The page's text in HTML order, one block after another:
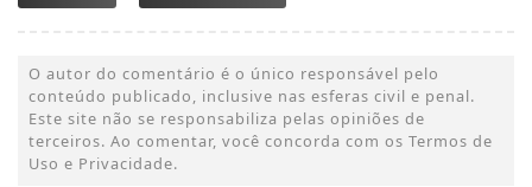
O autor do comentário é o único responsável pelo
conteúdo publicado, inclusive nas esferas civil e penal.
Este site não se responsabiliza pelas opiniões de
terceiros. Ao comentar, você concorda com os Termos de
Uso e Privacidade.